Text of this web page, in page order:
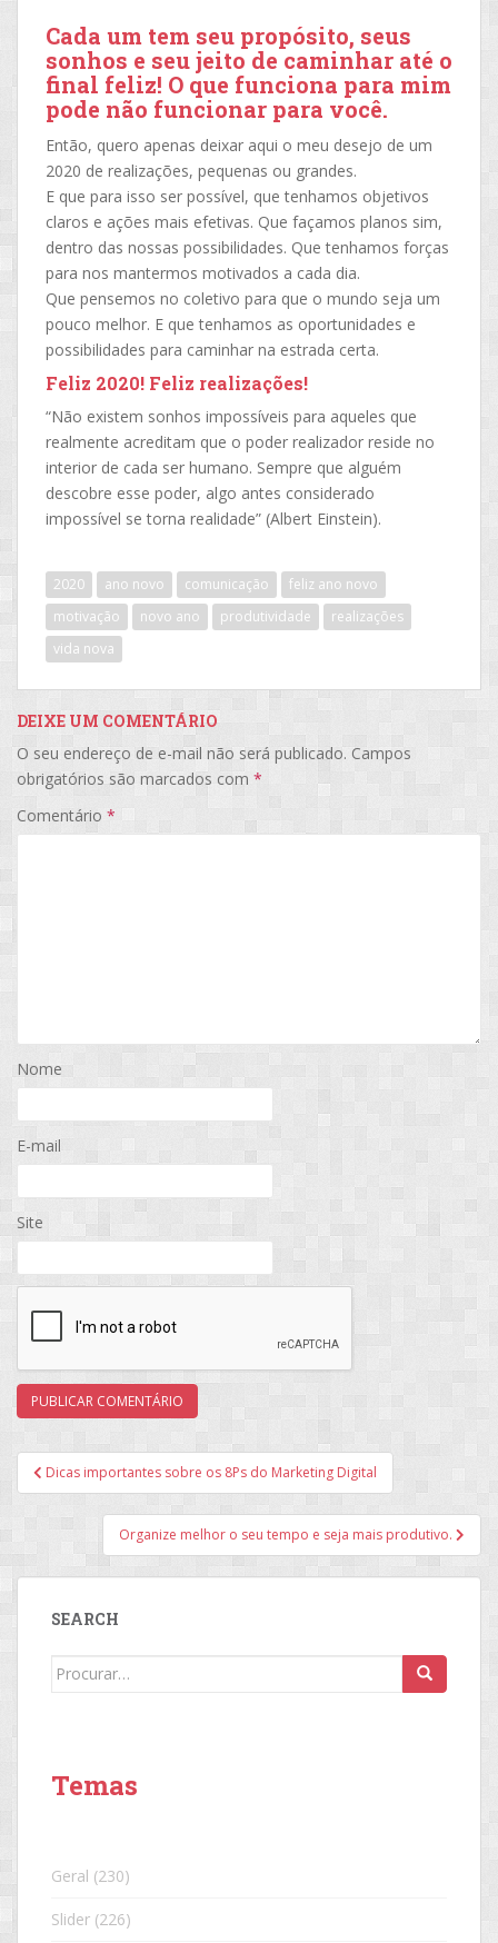
Cada um tem seu propósito, seus
sonhos e seu jeito de caminhar até o
final feliz! O que funciona para mim
pode não funcionar para você.
Então, quero apenas deixar aqui o meu desejo de um
2020 de realizações, pequenas ou grandes.
E que para isso ser possível, que tenhamos objetivos
claros e ações mais efetivas. Que façamos planos sim,
dentro das nossas possibilidades. Que tenhamos forças
para nos mantermos motivados a cada dia.
Que pensemos no coletivo para que o mundo seja um
pouco melhor. E que tenhamos as oportunidades e
possibilidades para caminhar na estrada certa.
Feliz 2020! Feliz realizações!
“Não existem sonhos impossíveis para aqueles que
realmente acreditam que o poder realizador reside no
interior de cada ser humano. Sempre que alguém
descobre esse poder, algo antes considerado
impossível se torna realidade” (Albert Einstein).
2020 ano novo comunicação
feliz ano novo
motivação
novo ano produtividade
realizações
vida nova
DEIXE UM COMENTÁRIO
O seu endereço de e-mail não será publicado. Campos
obrigatórios são marcados com *
Comentário *
Nome
E-mail
Site
Navegação
de
Dicas importantes sobre os 8Ps do Marketing Digital
Organize melhor o seu tempo e seja mais produtivo.
SEARCH
Search
Temas
Geral (230)
Slider (226)